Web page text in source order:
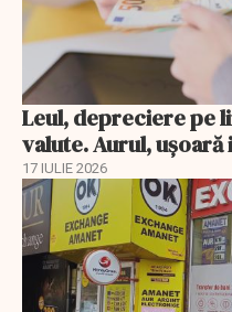
Leul, depreciere pe
valute. Aurul,
17 IULIE 2026